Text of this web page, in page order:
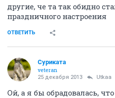
другие, че та так обидно
праздничного настроения
ОТВЕТИТЬ
Суриката
veteran
25 декабря 2013 Utkaa
Ой, а я бы обрадовалась,